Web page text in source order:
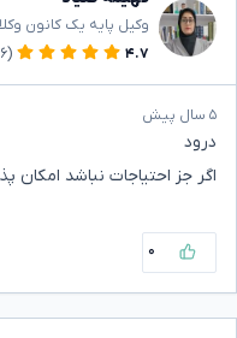
وکیل پایه یک کانون
۴.۷
(۳۶۶)
۵ سال پیش
درود
اگر جز احتیاجات نباشد امکان
۰